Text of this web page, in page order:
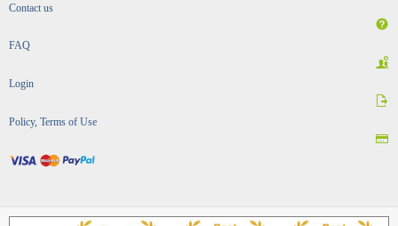
Contact us
FAQ
Login
Policy, Terms of Use